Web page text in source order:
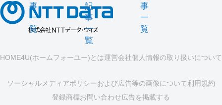
事
一
覧
記
事
一
覧
事
一
覧
HOME4U(ホームフォーユー)とは運営会社個人情報の取り扱いについて
ソーシャルメディアポリシーおよび広告等の画像について利用規約
登録商標お問い合わせ広告を掲載する